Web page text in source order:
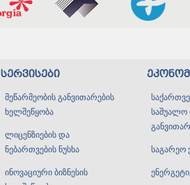
სერვისები
მეწარმეობის განვითარების
ხელშეწყობა
ლიცენზიების და
ნებართვების ნუსხა
ინოვაციური ბიზნესის
საშუალო
საგარეო